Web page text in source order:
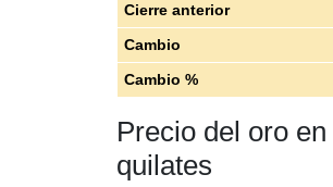
Cierre anterior
Cambio
Cambio %
Precio del oro
quilates